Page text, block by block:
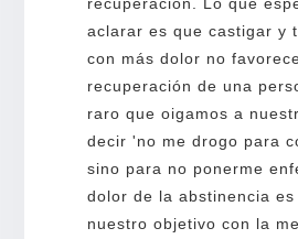
aclarar es que castigar y
con más dolor no
recuperación de una
raro que oigamos a
decir 'no me drogo para
sino para no ponerme
dolor de la abstinencia
nuestro objetivo con la